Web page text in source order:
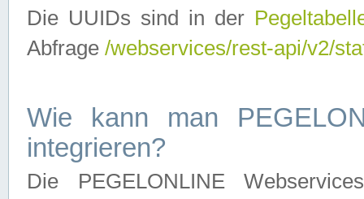
Die UUIDs sind in der
Abfrage /webservices/rest-api/v2/
Wie kann man
integrieren?
Die PEGELONLINE